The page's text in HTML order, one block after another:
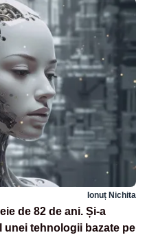
Ionuț Nichita
de 82 de ani. Și-a
unei tehnologii bazate pe